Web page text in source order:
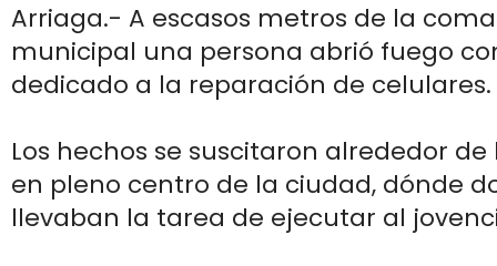
Arriaga.- A escasos metros de la
municipal una persona abrió fuego
dedicado a la reparación de celulares.
Los hechos se suscitaron alrededor de
en pleno centro de la ciudad, dónde
llevaban la tarea de ejecutar al